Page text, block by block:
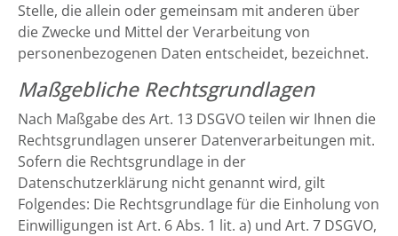
Stelle, die allein oder gemeinsam mit anderen über
die Zwecke und Mittel der Verarbeitung von
personenbezogenen Daten entscheidet, bezeichnet.
Maßgebliche Rechtsgrundlagen
Nach Maßgabe des Art. 13 DSGVO teilen wir Ihnen die
Rechtsgrundlagen unserer Datenverarbeitungen mit.
Sofern die Rechtsgrundlage in der
Datenschutzerklärung nicht genannt wird, gilt
Folgendes: Die Rechtsgrundlage für die Einholung von
Einwilligungen ist Art. 6 Abs. 1 lit. a) und Art. 7 DSGVO,